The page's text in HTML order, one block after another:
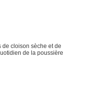
cloison sèche et de
de la poussière